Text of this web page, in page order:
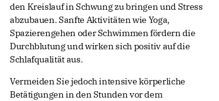
den Kreislauf in Schwung zu bringen und Stress
abzubauen. Sanfte Aktivitäten wie Yoga,
Spazierengehen oder Schwimmen fördern die
Durchblutung und wirken sich positiv auf die
Schlafqualität aus.
Vermeiden Sie jedoch intensive körperliche
Betätigungen in den Stunden vor dem